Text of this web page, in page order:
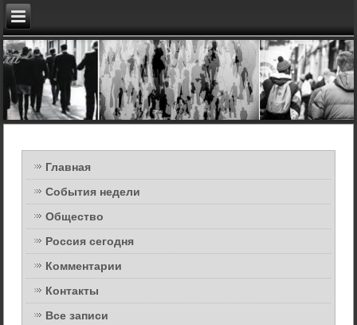
Главная
События недели
Общество
Россия сегодня
Комментарии
Контакты
Все записи